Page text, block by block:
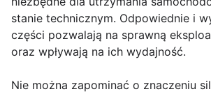
stanie technicznym. Odpowiednie i
części pozwalają na sprawną
oraz wpływają na ich wydajność.
Nie można zapominać o znaczeniu